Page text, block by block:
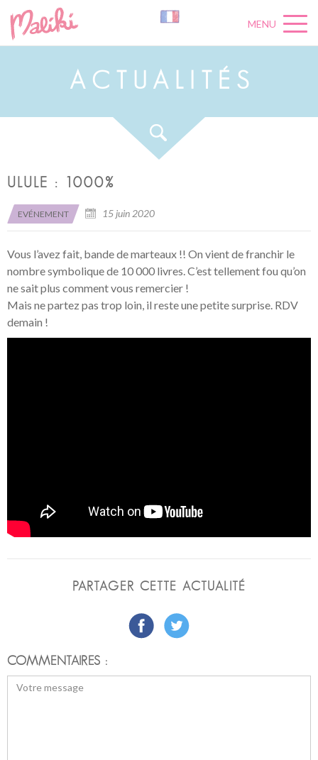
MENU
A C U A L É S
ULULE : 1000%
EVÉNEMENT 15 juin 2020
Vous l’avez fait, bande de marteaux !! On vient de franchir le
nombre symbolique de 10 000 livres. C’est tellement fou qu’on
ne sait plus comment vous remercier !
Mais ne partez pas trop loin, il reste une petite surprise. RDV
demain !
PARTAGER CETTE ACTUALITÉ
COMMENTAIRES :